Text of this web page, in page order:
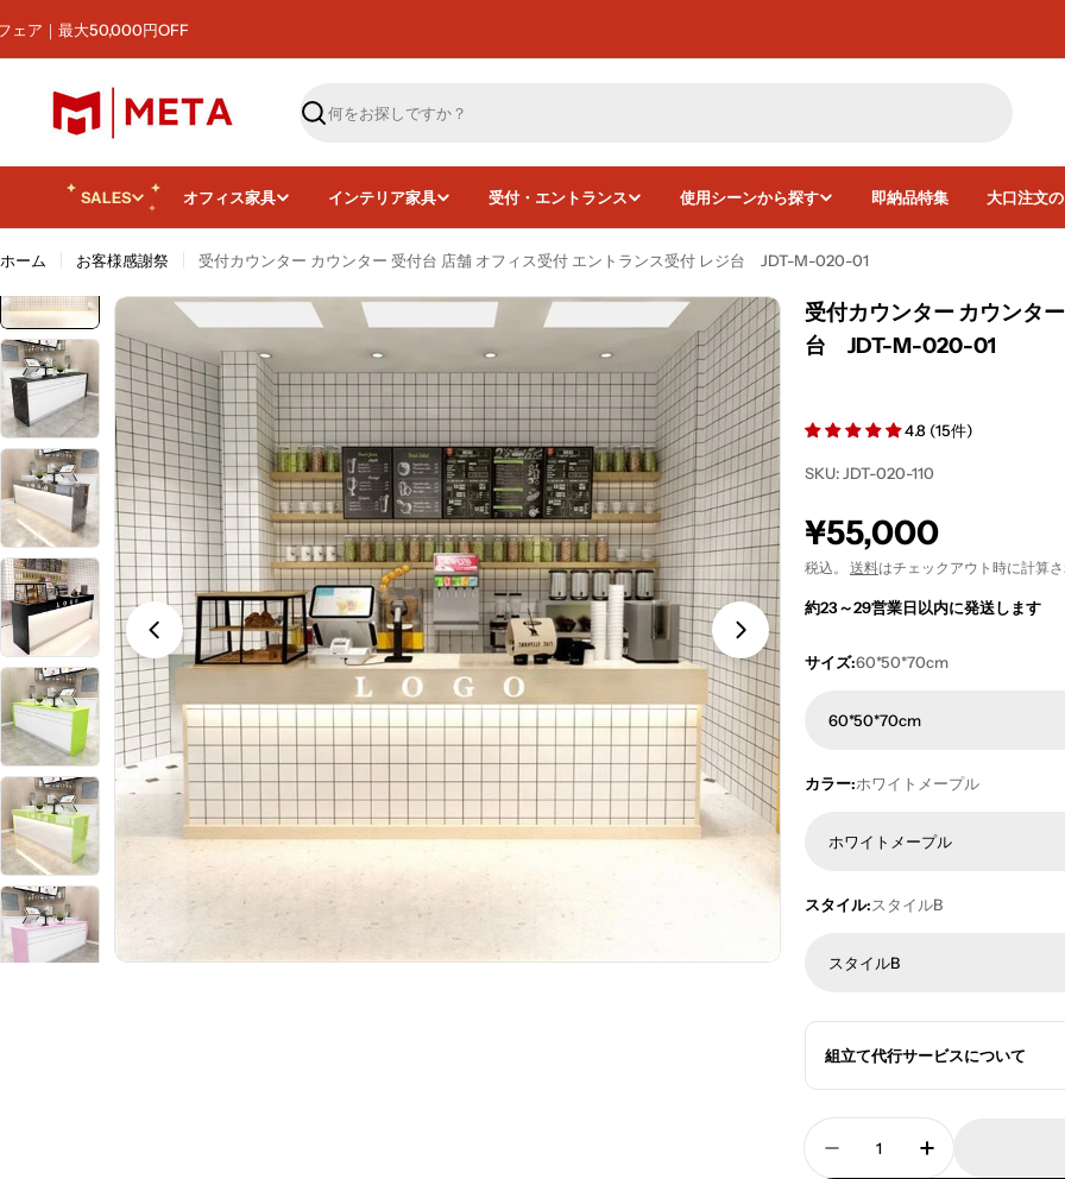
ン
テ
プ
まとめ買いをサポート
検
SALES
オフィス家具 インテリア家具 受付・エントランス 使用シーンから探す 即納品特集 大口注文
ホーム お客様感謝祭 受付カウンター カウンター 受付台 店舗 オフィス受付 エントランス受付 レジ台 JDT-M-020-01
画像7をモーダルで開く 画像8をモーダルで開く
受付カウンター カウンタ
台 JDT-M-020-01
4.8 (15件)
SKU: JDT-020-110
通
常
価
格
¥55,000
税込。 送料はチェックアウト時に計算さ
約23～29営業日以内に発送します
サイズ:60*50*70cm
60*50*70cm
カラー:ホワイトメープル
ホワイトメープル
スタイル:スタイルB
スタイルB
組立て代行サービスについて
数
量
受付カウンター カウ
受付カウンタ